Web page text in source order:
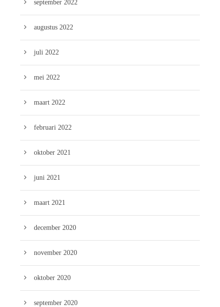
september 2022
augustus 2022
juli 2022
mei 2022
maart 2022
februari 2022
oktober 2021
juni 2021
maart 2021
december 2020
november 2020
oktober 2020
september 2020